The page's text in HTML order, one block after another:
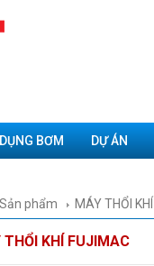
BƠM DỰ ÁN
Sản phẩm MÁY THỔI KHÍ
THỔI KHÍ FUJIMAC